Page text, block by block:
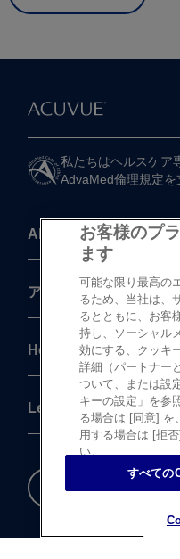
私たちは​ヘルスケア
AdvaMed倫理規定を​
About
アキュビュー®製品
Help
Legal
重要な​安全情報
お客様のプ
ます
可能な限り最高の
るため、当社は、
るとともに、お客
持し、ソーシャル
効にする、クッキ
詳細（パートナー
ついて、または設
キーの設定」を参
る場合は [同意] を
用する場合は [拒
い。
すべての